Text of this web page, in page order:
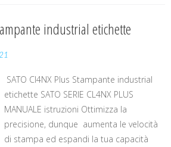
industrial etichette
SATO Cl4NX Plus Stampante industrial
etichette SATO SERIE CL4NX PLUS
MANUALE istruzioni Ottimizza la
precisione, dunque aumenta le velocità
di stampa ed espandi la tua capacità